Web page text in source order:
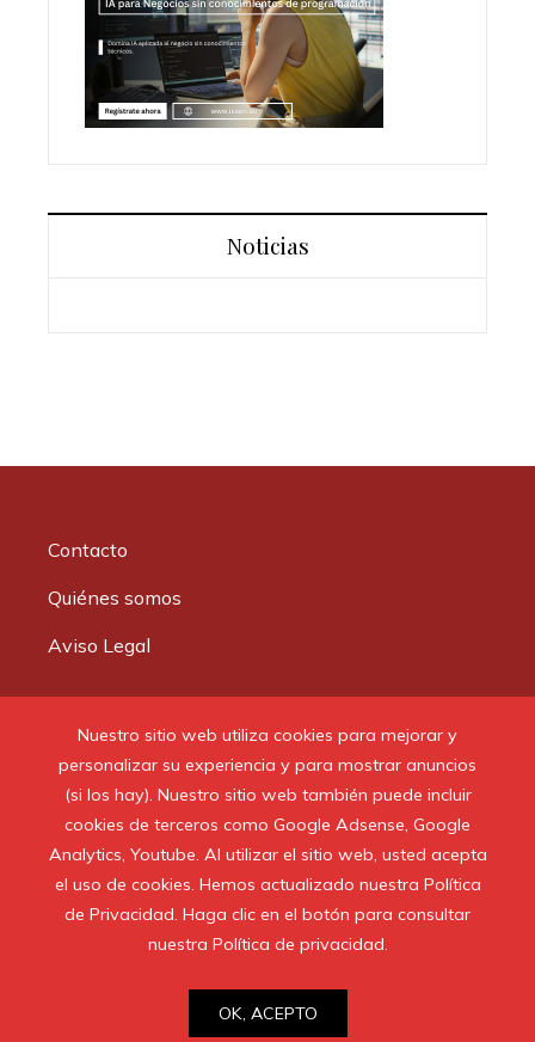
Nuestro sitio web utiliza cookies para mejorar y
personalizar su experiencia y para mostrar anuncios
(si los hay). Nuestro sitio web también puede incluir
cookies de terceros como Google Adsense, Google
Analytics, Youtube. Al utilizar el sitio web, usted acepta
el uso de cookies. Hemos actualizado nuestra Política
de Privacidad. Haga clic en el botón para consultar
nuestra Política de privacidad.
OK, ACEPTO
Noticias
Contacto
Quiénes somos
Aviso Legal
© 2020 Todos los derechos reservados.